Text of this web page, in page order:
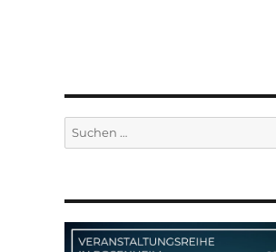
Suchen
nach: